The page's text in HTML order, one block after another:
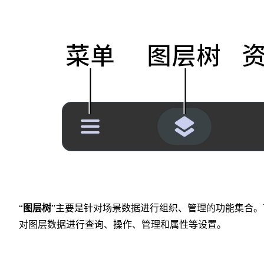
“图层树”主要是针对场景数据进行组织、管理的功能集合
对图层数据进行查询、操作、管理和属性等设置。